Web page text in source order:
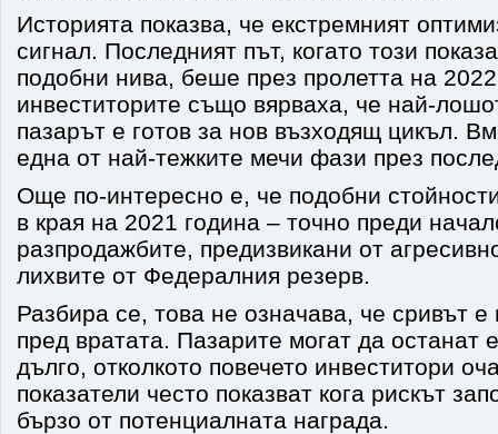
Историята показва, че екстремният
сигнал. Последният път, когато този
подобни нива, беше през пролетта на
инвеститорите също вярваха, че най-
пазарът е готов за нов възходящ цикъл.
една от най-тежките мечи фази през
Още по-интересно е, че подобни
в края на 2021 година – точно преди
разпродажбите, предизвикани от
лихвите от Федералния резерв.
Разбира се, това не означава, че сривът е
пред вратата. Пазарите могат да останат
дълго, отколкото повечето инвеститори
показатели често показват кога рискът
бързо от потенциалната награда.